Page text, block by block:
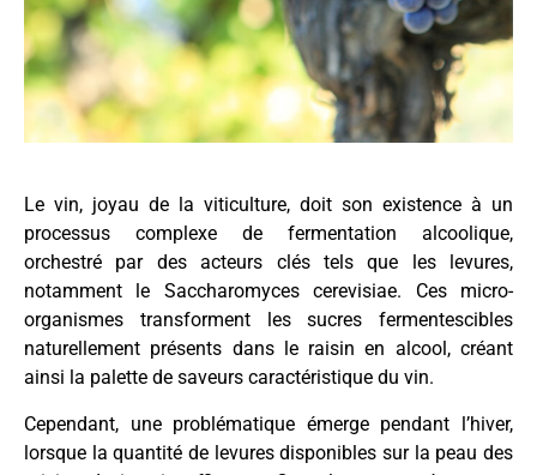
Le vin, joyau de la viticulture, doit son existence à un
processus complexe de fermentation alcoolique,
orchestré par des acteurs clés tels que les levures,
notamment le Saccharomyces cerevisiae. Ces micro-
organismes transforment les sucres fermentescibles
naturellement présents dans le raisin en alcool, créant
ainsi la palette de saveurs caractéristique du vin.
Cependant, une problématique émerge pendant l’hiver,
lorsque la quantité de levures disponibles sur la peau des